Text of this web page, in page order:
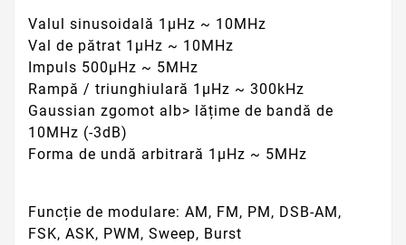
Valul sinusoidală 1μHz ~ 10MHz
Val de pătrat 1μHz ~ 10MHz
Impuls 500μHz ~ 5MHz
Rampă / triunghiulară 1μHz ~ 300kHz
Gaussian zgomot alb> lățime de bandă de
10MHz (-3dB)
Forma de undă arbitrară 1μHz ~ 5MHz
Funcție de modulare: AM, FM, PM, DSB-AM,
FSK, ASK, PWM, Sweep, Burst